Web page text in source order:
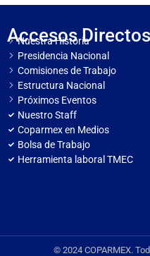
Accesos Directos
Nuestra Historia
Presidencia Nacional
Comisiones de Trabajo
Estructura Nacional
Próximos Eventos
Nuestro Staff
Coparmex en Medios
Bolsa de Trabajo
Herramienta laboral TMEC
© 2024 COPARMEX.